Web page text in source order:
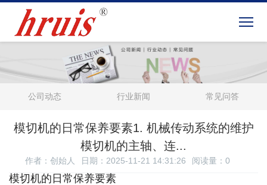
公司动态 行业新闻 常见问答
模切机的日常保养要素1. 机械传动系统的维护
模切机的主轴、连...
作者：创始人 日期：2025-11-21 14:31:26 阅读量： 0
模切机的日常保养要素